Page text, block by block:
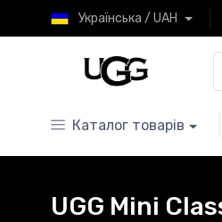
Українська / UAH
Каталог товарів
UGG Mini